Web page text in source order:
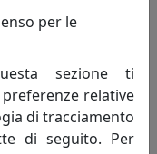
DESIGN, ROSSO,
968,00 €
per le
sezione ti
relative
di tracciamento
di seguito. Per